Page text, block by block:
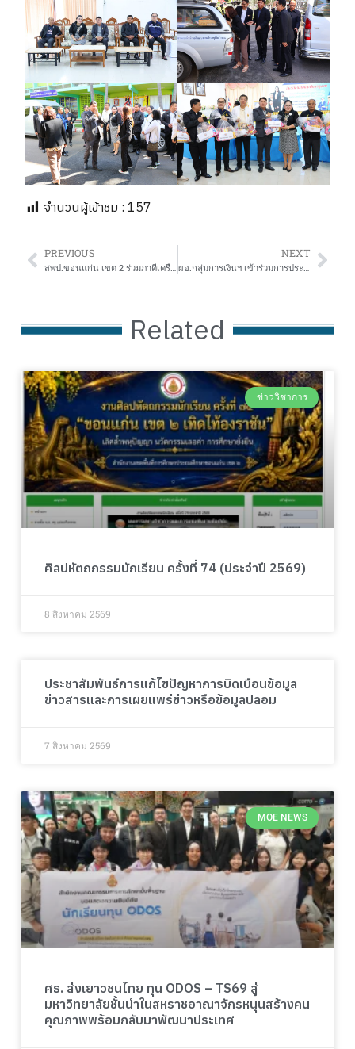
จำนวนผู้เข้าชม : 157
PREVIOUS
สพป.ขอนแก่น เขต 2 ร่วมภาคีเครือข่ายจัดโครงการเตรียมความพร้อมแก่กลุ่มเป้าหมายก่อนเข้าสู่ตลาดแรงงานฯ
NEXT
ผอ.กลุ่มการเงินฯ เข้าร่วมการประชุมเชิงปฏิบัติการพัฒนาศักยภาพการปฏิบัติหน้าที่ด้านงบประมาณ การเงิน การบัญชี และการพัสดุ ประจำปีงบ 69
Related
ข่าววิชาการ
ศิลปหัตถกรรมนักเรียน ครั้งที่ 74 (ประจำปี 2569)
8 สิงหาคม 2569
ประชาสัมพันธ์การแก้ไขปัญหาการบิดเบือนข้อมูล
ข่าวสารและการเผยแพร่ข่าวหรือข้อมูลปลอม
7 สิงหาคม 2569
MOE NEWS
ศธ. ส่งเยาวชนไทย ทุน ODOS – TS69 สู่
มหาวิทยาลัยชั้นนำในสหราชอาณาจักรหนุนสร้างคน
คุณภาพพร้อมกลับมาพัฒนาประเทศ